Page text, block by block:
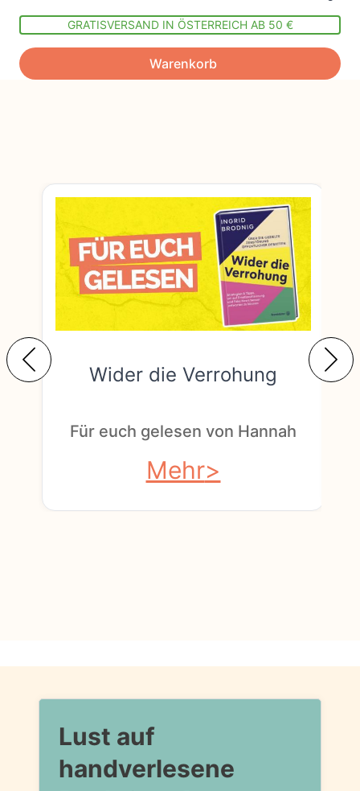
GRATISVERSAND IN ÖSTERREICH AB 50 €
Warenkorb
Wider die Verrohung
Für euch gelesen von Hannah
Mehr
Lust auf
handverlesene